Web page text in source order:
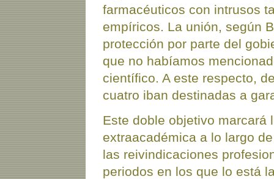
farmacéuticos con intrusos
empíricos. La unión, según
protección por parte del
que no habíamos
científico. A este respecto,
cuatro iban destinadas a
Este doble objetivo marcará
extraacadémica a lo largo
las reivindicaciones
periodos en los que lo está